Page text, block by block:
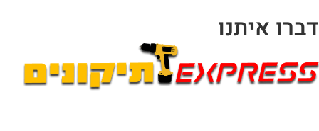
דברו איתנו